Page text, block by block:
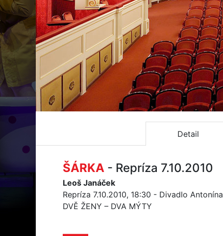
Detail
ŠÁRKA - Repríza 7.10.2010
Leoš Janáček
Repríza 7.10.2010, 18:30 - Divadlo
DVĚ ŽENY – DVA MÝTY